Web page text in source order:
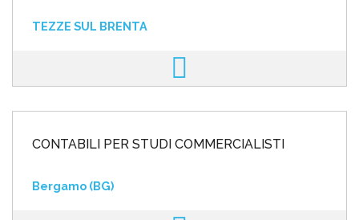
TEZZE SUL BRENTA
CONTABILI PER STUDI COMMERCIALISTI
Bergamo (BG)